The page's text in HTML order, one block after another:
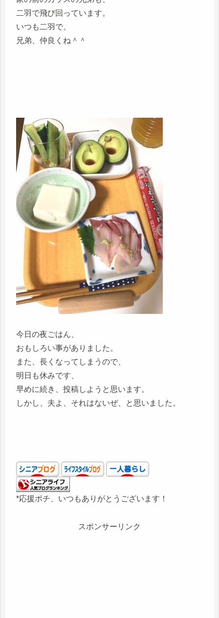
二羽で飛び回っています。
いつも二羽で。
兄弟、仲良くね＾＾
今日の夜ごはん、
おもしろい事がありました。
また、長くなってしまうので、
明日も休みです、
早めに続き、投稿しようと思います。
しかし、夫よ、それはないぜ、と思いました。
*応援ポチ、いつもありがとうございます！
スポンサーリンク